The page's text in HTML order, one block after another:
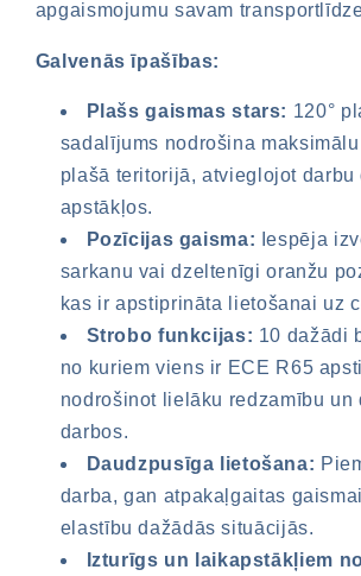
apgaismojumu savam
Galvenās īpašības:
Plašs gaismas stars: 120°
sadalījums nodrošina
plašā teritorijā, atvieglojot darbu
apstākļos.
Pozīcijas gaisma: Iespēja
sarkanu vai dzeltenīgi oranžu
kas ir apstiprināta lietošanai uz
Strobo funkcijas: 10 dažādi
no kuriem viens ir ECE R65
nodrošinot lielāku redzamību un
darbos.
Daudzpusīga lietošana:
darba, gan atpakaļgaitas
elastību dažādās situācijās.
Izturīgs un laikapstākļiem